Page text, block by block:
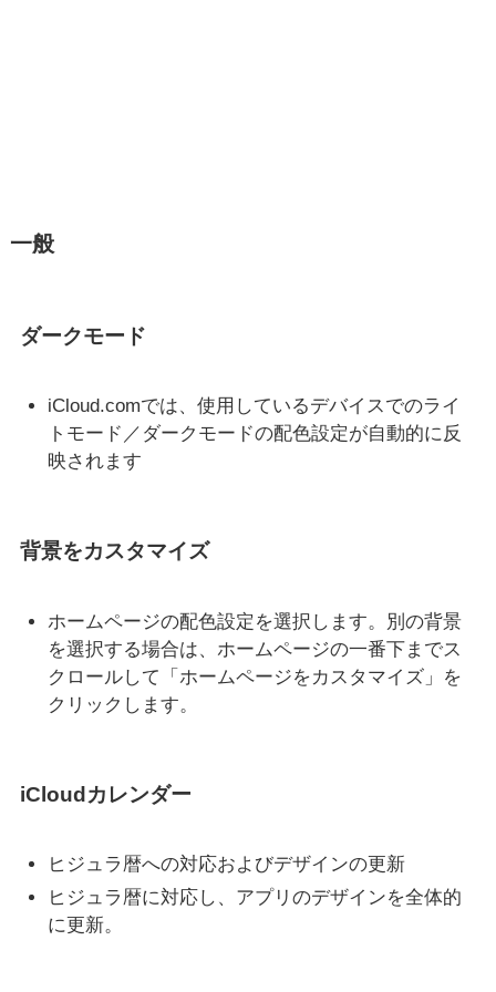
一般
ダークモード
iCloud.comでは、使用しているデバイスでのライ
トモード／ダークモードの配色設定が自動的に反
映されます
背景をカスタマイズ
ホームページの配色設定を選択します。別の背景
を選択する場合は、ホームページの一番下までス
クロールして「ホームページをカスタマイズ」を
クリックします。
iCloudカレンダー
ヒジュラ暦への対応およびデザインの更新
ヒジュラ暦に対応し、アプリのデザインを全体的
に更新。